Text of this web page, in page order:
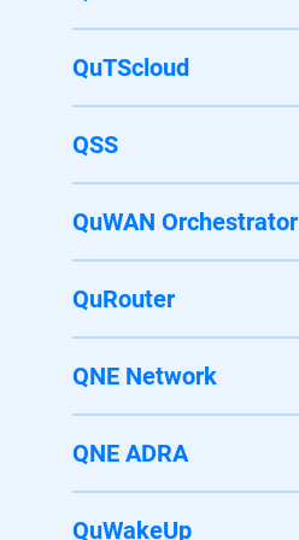
QuTScloud
QSS
QuWAN Orchestrator
QuRouter
QNE Network
QNE ADRA
QuWakeUp